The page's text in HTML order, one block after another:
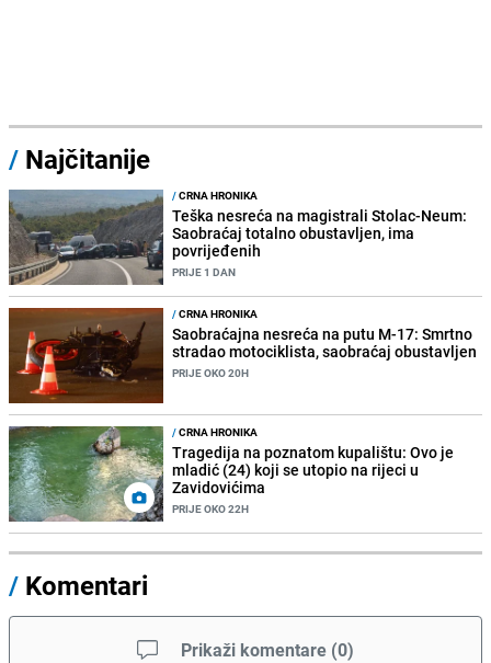
/ Najčitanije
/CRNA HRONIKA
Teška nesreća na magistrali Stolac-Neum:
Saobraćaj totalno obustavljen, ima
povrijeđenih
PRIJE 1 DAN
/CRNA HRONIKA
Saobraćajna nesreća na putu M-17: Smrtno
stradao motociklista, saobraćaj obustavljen
PRIJE OKO 20H
/CRNA HRONIKA
Tragedija na poznatom kupalištu: Ovo je
mladić (24) koji se utopio na rijeci u
Zavidovićima
PRIJE OKO 22H
/ Komentari
Prikaži komentare (0)